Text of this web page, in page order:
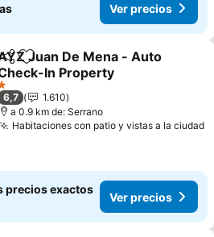
Ver precios
Agregar a favoritos
Juan De Mena - Auto
In Property
precios
Estrellas
6,7
1.610
a 0.9 km de: Serrano
Habitaciones con patio y vistas a la ciudad
precios exactos
Ver precios